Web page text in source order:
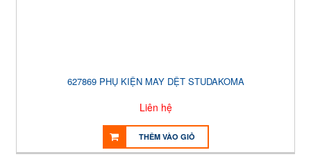
627869 PHỤ KIỆN MAY DỆT STUDAKOMA
Liên hệ
THÊM VÀO GIỎ